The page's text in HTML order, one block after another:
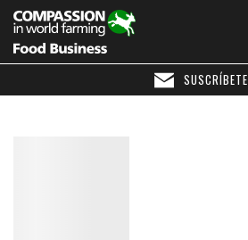
SUSCRÍBETE